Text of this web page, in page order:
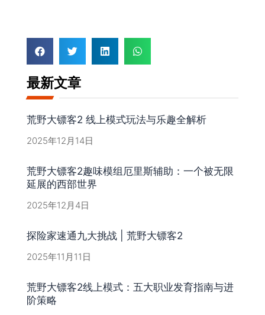
最新文章
荒野大镖客2 线上模式玩法与乐趣全解析
2025年12月14日
荒野大镖客2趣味模组厄里斯辅助：一个被无限
延展的西部世界
2025年12月4日
探险家速通九大挑战 | 荒野大镖客2
2025年11月11日
荒野大镖客2线上模式：五大职业发育指南与进
阶策略